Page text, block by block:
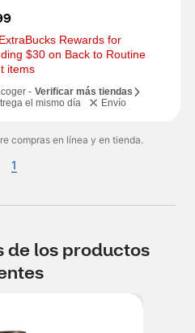
Rewards for
$30 on Back to Routine
items
- Verificar más tiendas
el mismo día
Envío
compras en línea y en tienda.
1
de los productos